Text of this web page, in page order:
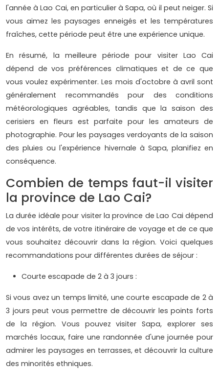
l'année à Lao Cai, en particulier à Sapa, où il peut neiger. Si
vous aimez les paysages enneigés et les températures
fraîches, cette période peut être une expérience unique.
En résumé, la meilleure période pour visiter Lao Cai
dépend de vos préférences climatiques et de ce que
vous voulez expérimenter. Les mois d'octobre à avril sont
généralement recommandés pour des conditions
météorologiques agréables, tandis que la saison des
cerisiers en fleurs est parfaite pour les amateurs de
photographie. Pour les paysages verdoyants de la saison
des pluies ou l'expérience hivernale à Sapa, planifiez en
conséquence.
Combien de temps faut-il visiter
la province de Lao Cai?
La durée idéale pour visiter la province de Lao Cai dépend
de vos intérêts, de votre itinéraire de voyage et de ce que
vous souhaitez découvrir dans la région. Voici quelques
recommandations pour différentes durées de séjour :
Courte escapade de 2 à 3 jours :
Si vous avez un temps limité, une courte escapade de 2 à
3 jours peut vous permettre de découvrir les points forts
de la région. Vous pouvez visiter Sapa, explorer ses
marchés locaux, faire une randonnée d'une journée pour
admirer les paysages en terrasses, et découvrir la culture
des minorités ethniques.